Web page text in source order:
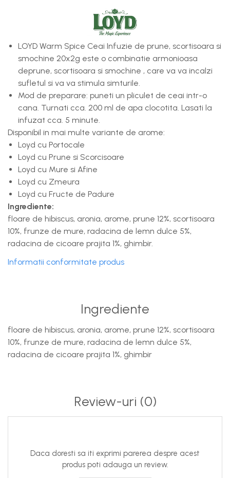
LOYD Warm Spice Ceai Infuzie de prune, scortisoara si
smochine 20x2g este o combinatie armonioasa
deprune, scortisoara si smochine , care va va incalzi
sufletul si va va stimula simturile.
Mod de preparare: puneti un pliculet de ceai intr-o
cana. Turnati cca. 200 ml de apa clocotita. Lasati la
infuzat cca. 5 minute.
Disponibil in mai multe variante de arome:
Loyd cu Portocale
Loyd cu Prune si Scorcisoare
Loyd cu Mure si Afine
Loyd cu Zmeura
Loyd cu Fructe de Padure
Ingrediente:
floare de hibiscus, aronia, arome, prune 12%, scortisoara
10%, frunze de mure, radacina de lemn dulce 5%,
radacina de cicoare prajita 1%, ghimbir.
Informatii conformitate produs
Ingrediente
floare de hibiscus, aronia, arome, prune 12%, scortisoara
10%, frunze de mure, radacina de lemn dulce 5%,
radacina de cicoare prajita 1%, ghimbir
Review-uri (0)
Daca doresti sa iti exprimi parerea despre acest
produs poti adauga un review.